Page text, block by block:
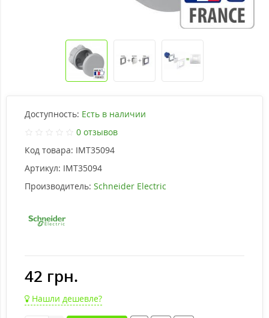
Доступность: Есть в наличии
0 отзывов
Код товара: IMT35094
Артикул: IMT35094
Производитель: Schneider Electric
42 грн.
Нашли дешевле?